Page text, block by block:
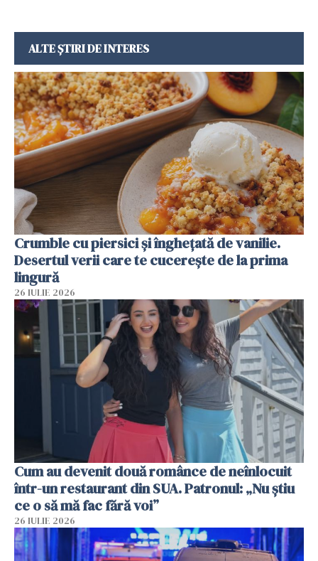
ALTE ȘTIRI DE INTERES
Crumble cu piersici și înghețată de vanilie.
Desertul verii care te cucerește de la prima
lingură
26 IULIE 2026
Cum au devenit două românce de neînlocuit
într-un restaurant din SUA. Patronul: „Nu știu
ce o să mă fac fără voi”
26 IULIE 2026